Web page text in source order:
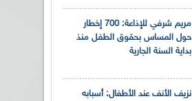
مريم شرفي للإذاعة: 700 إخطار
حول المساس بحقوق الطفل منذ
بداية السنة الجارية
نزيف الأنف عند الأطفال: أسبابه